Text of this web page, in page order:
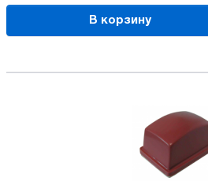
В корзину